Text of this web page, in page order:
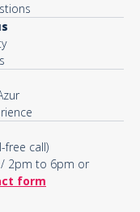
call)
2pm to 6pm or
form